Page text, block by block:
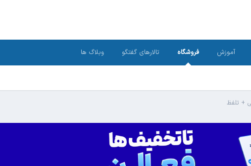
آموزش فروشگاه تالارهای گفتگو وبلاگ ها
+ تلفظ